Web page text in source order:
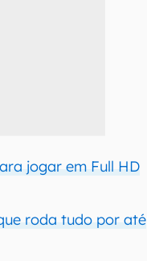
jogar em Full HD
roda tudo por até